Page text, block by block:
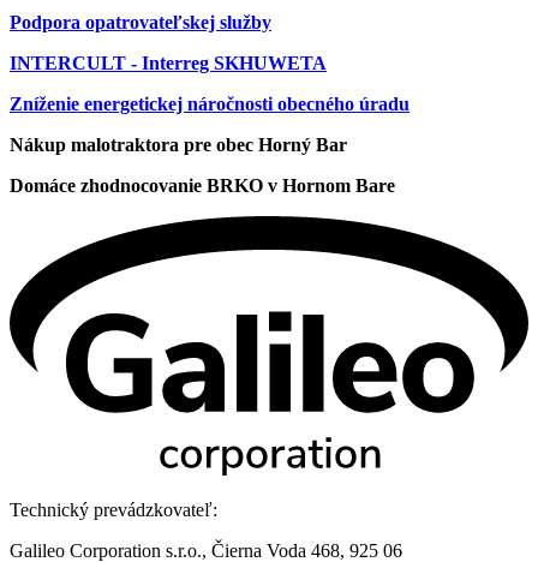
Podpora opatrovateľskej služby
INTERCULT - Interreg SKHUWETA
Zníženie energetickej náročnosti obecného úradu
Nákup malotraktora pre obec Horný Bar
Domáce zhodnocovanie BRKO v Hornom Bare
Technický prevádzkovateľ:
Galileo Corporation s.r.o., Čierna Voda 468, 925 06